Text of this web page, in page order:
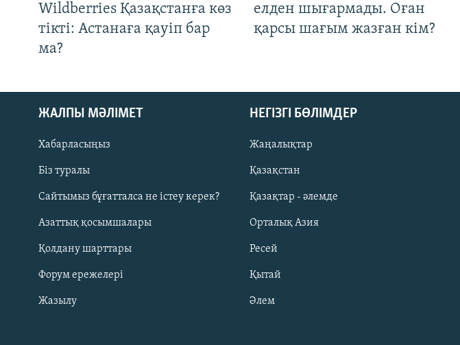
Русский
ЖАЗЫЛЫҢЫЗ
Wildberries Қазақстанға көз
тікті: Астанаға қауіп бар
ма?
елден шығармады. Оған
қарсы шағым жазған кім?
ЖАЛПЫ МӘЛІМЕТ
Хабарласыңыз
Біз туралы
Сайтымыз бұғатталса не істеу керек?
Азаттық қосымшалары
Қолдану шарттары
Форум ережелері
Жазылу
НЕГІЗГІ БӨЛІМДЕР
Жаңалықтар
Қазақстан
Қазақтар - әлемде
Орталық Азия
Ресей
Қытай
Әлем